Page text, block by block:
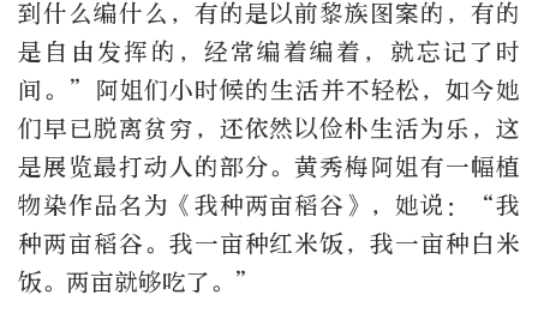
到什么编什么，有的是以前黎族图案的，有的
是自由发挥的，经常编着编着，就忘记了时
间。”阿姐们小时候的生活并不轻松，如今她
们早已脱离贫穷，还依然以俭朴生活为乐，这
是展览最打动人的部分。黄秀梅阿姐有一幅植
物染作品名为《我种两亩稻谷》，她说：“我
种两亩稻谷。我一亩种红米饭，我一亩种白米
饭。两亩就够吃了。”